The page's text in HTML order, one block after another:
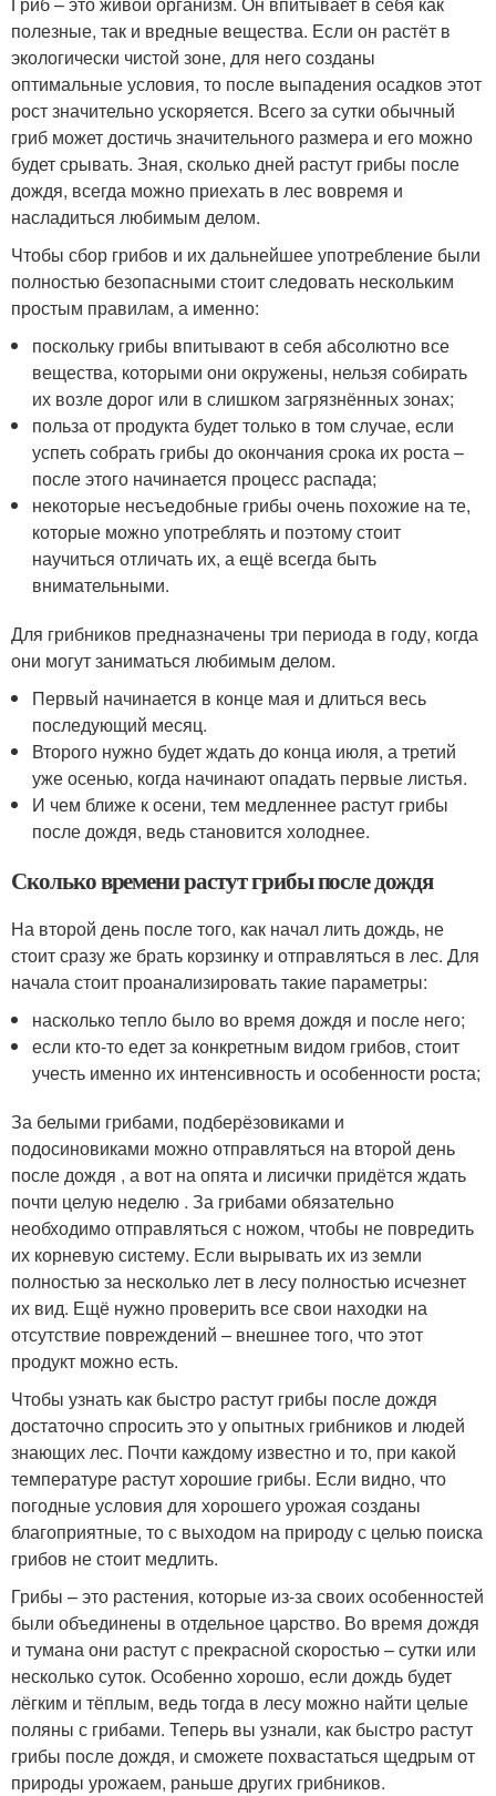
полезные, так и вредные вещества. Если он растёт в
экологически чистой зоне, для него созданы
оптимальные условия, то после выпадения осадков этот
рост значительно ускоряется. Всего за сутки обычный
гриб может достичь значительного размера и его можно
будет срывать. Зная, сколько дней растут грибы после
дождя, всегда можно приехать в лес вовремя и
насладиться любимым делом.
Чтобы сбор грибов и их дальнейшее употребление были
полностью безопасными стоит следовать нескольким
простым правилам, а именно:
поскольку грибы впитывают в себя абсолютно все
вещества, которыми они окружены, нельзя собирать
их возле дорог или в слишком загрязнённых зонах;
польза от продукта будет только в том случае, если
успеть собрать грибы до окончания срока их роста –
после этого начинается процесс распада;
некоторые несъедобные грибы очень похожие на те,
которые можно употреблять и поэтому стоит
научиться отличать их, а ещё всегда быть
внимательными.
Для грибников предназначены три периода в году, когда
они могут заниматься любимым делом.
Первый начинается в конце мая и длиться весь
последующий месяц.
Второго нужно будет ждать до конца июля, а третий
уже осенью, когда начинают опадать первые листья.
И чем ближе к осени, тем медленнее растут грибы
после дождя, ведь становится холоднее.
Сколько времени растут грибы после дождя
На второй день после того, как начал лить дождь, не
стоит сразу же брать корзинку и отправляться в лес. Для
начала стоит проанализировать такие параметры:
насколько тепло было во время дождя и после него;
если кто-то едет за конкретным видом грибов, стоит
учесть именно их интенсивность и особенности роста;
За белыми грибами, подберёзовиками и
подосиновиками можно отправляться на второй день
после дождя , а вот на опята и лисички придётся ждать
почти целую неделю . За грибами обязательно
необходимо отправляться с ножом, чтобы не повредить
их корневую систему. Если вырывать их из земли
полностью за несколько лет в лесу полностью исчезнет
их вид. Ещё нужно проверить все свои находки на
отсутствие повреждений – внешнее того, что этот
продукт можно есть.
Чтобы узнать как быстро растут грибы после дождя
достаточно спросить это у опытных грибников и людей
знающих лес. Почти каждому известно и то, при какой
температуре растут хорошие грибы. Если видно, что
погодные условия для хорошего урожая созданы
благоприятные, то с выходом на природу с целью поиска
грибов не стоит медлить.
Грибы – это растения, которые из-за своих особенностей
были объединены в отдельное царство. Во время дождя
и тумана они растут с прекрасной скоростью – сутки или
несколько суток. Особенно хорошо, если дождь будет
лёгким и тёплым, ведь тогда в лесу можно найти целые
поляны с грибами. Теперь вы узнали, как быстро растут
грибы после дождя, и сможете похвастаться щедрым от
природы урожаем, раньше других грибников.